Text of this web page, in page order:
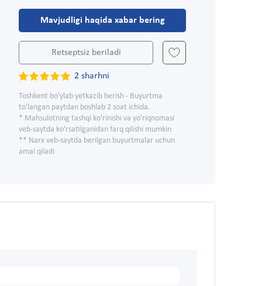
Mavjudligi haqida xabar bering
Retseptsiz beriladi
2 sharhni
Toshkent bo'ylab yetkazib berish - Buyurtma
to'langan paytdan boshlab 2 soat ichida.
* Mahsulotning tashqi ko'rinishi va yo'riqnomasi
veb-saytda ko'rsatilganidan farq qilishi mumkin
** Narx veb-saytda berilgan buyurtmalar uchun
amal qiladi